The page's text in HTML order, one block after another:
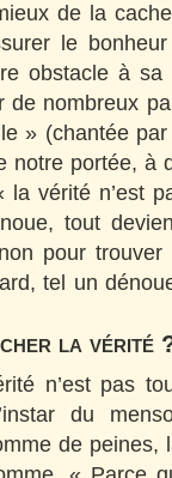
de la
le
obstacle à sa
nombreux
» (chantée
notre portée, à
la vérité n’est
tout
pour
tel un
la vérité
n’est pas
du
de peines,